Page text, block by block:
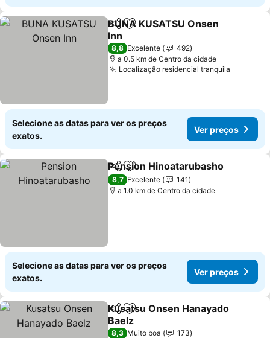
PartilharAdicionar aos favoritos
BUNA KUSATSU Onsen
Inn
8,8 Excelente
492
a 0.5 km de Centro da cidade
Localização residencial tranquila
Selecione as datas para ver os preços
exatos.
Ver preços
PartilharAdicionar aos favoritos
Pension Hinoatarubasho
8,7 Excelente
141
a 1.0 km de Centro da cidade
Selecione as datas para ver os preços
exatos.
Ver preços
PartilharAdicionar aos favoritos
Kusatsu Onsen Hanayado
Baelz
8,3 Muito boa
173